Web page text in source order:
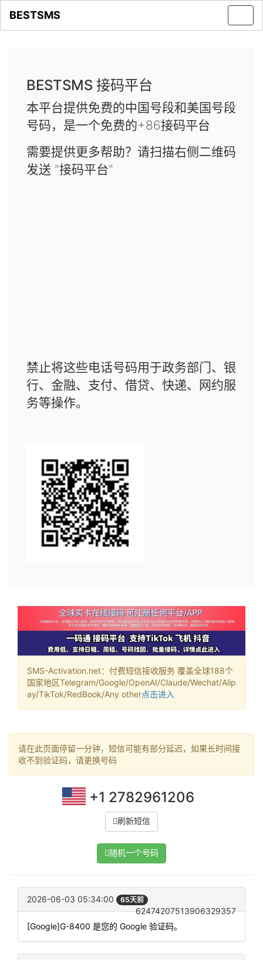
BESTSMS
BESTSMS 接码平台
本平台提供免费的中国号段和美国号段
号码，是一个免费的+86接码平台
需要提供更多帮助？请扫描右侧二维码
发送 "接码平台"
禁止将这些电话号码用于政务部门、银
行、金融、支付、借贷、快递、网约服
务等操作。
SMS-Activation.net：付费短信接收服务 覆盖全球188个
国家地区Telegram/Google/OpenAI/Claude/Wechat/Alip
ay/TikTok/RedBook/Any other点击进入
请在此页面停留一分钟，短信可能有部分延迟，如果长时间接
收不到验证码，请更换号码
+1 2782961206
刷新短信
随机一个号码
2026-06-03 05:34:00 65天前
62474207513906329357
[Google]G-8400 是您的 Google 验证码。